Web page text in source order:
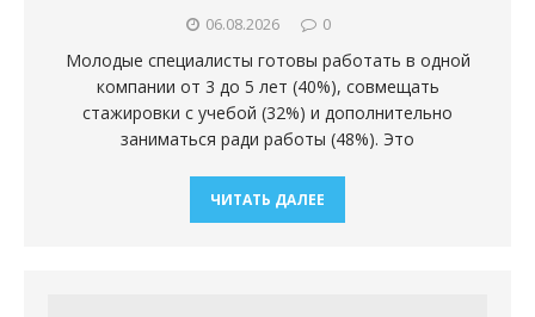
06.08.2026 0
Молодые специалисты готовы работать в одной
компании от 3 до 5 лет (40%), совмещать
стажировки с учебой (32%) и дополнительно
заниматься ради работы (48%). Это
ЧИТАТЬ ДАЛЕЕ